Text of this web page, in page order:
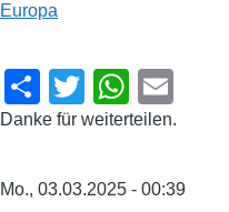
Europa
S
h
e
T
wi
er
W
h
s
m
Danke für weiterteilen.
Mo., 03.03.2025 - 00:39